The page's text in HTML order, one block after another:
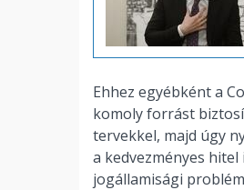
Ehhez egyébként a
komoly forrást
tervekkel, majd úgy
a kedvezményes
jogállamisági